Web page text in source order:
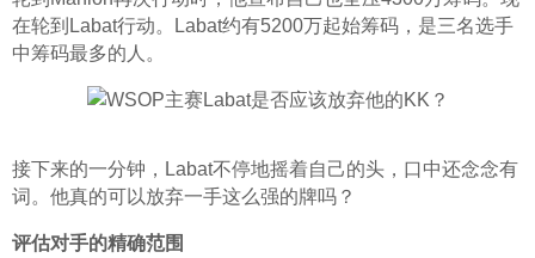
在轮到Labat行动。Labat约有5200万起始筹码，是三名选手
中筹码最多的人。
接下来的一分钟，Labat不停地摇着自己的头，口中还念念有
词。他真的可以放弃一手这么强的牌吗？
评估对手的精确范围